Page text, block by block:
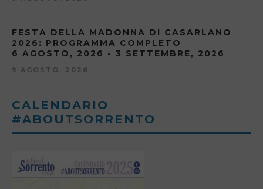
FESTA DELLA MADONNA DI CASARLANO
2026: PROGRAMMA COMPLETO
6 AGOSTO, 2026 - 3 SETTEMBRE, 2026
9 AGOSTO, 2026
CALENDARIO
#ABOUTSORRENTO